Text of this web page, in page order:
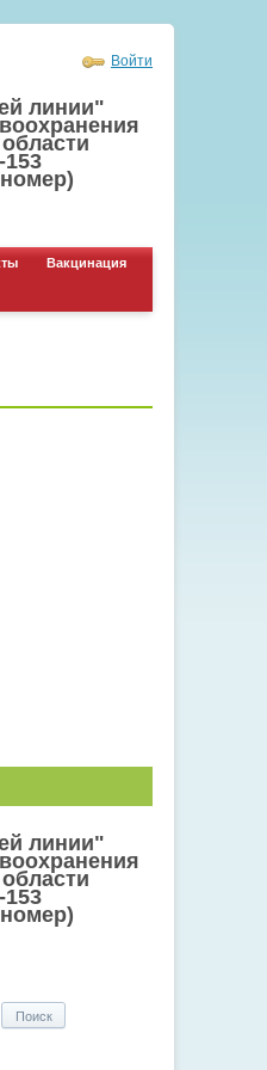
Войти
линии"
153
Вакцинация
линии"
153